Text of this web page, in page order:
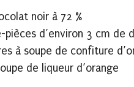
noir à 72 %
pièces d’environ 3 cm de
à soupe de confiture
de liqueur d’orange